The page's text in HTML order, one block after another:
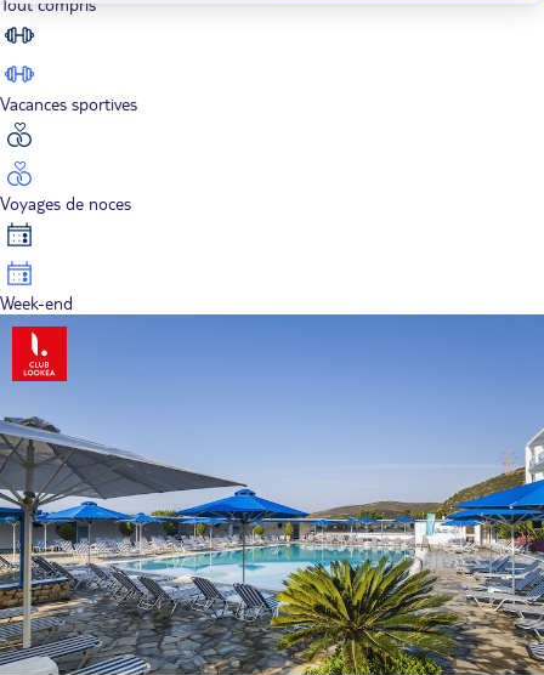
Tout compris
Vacances sportives
Voyages de noces
Week-end